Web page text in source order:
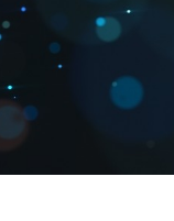
TSMTP
Translational Science &
Medicine Training Program